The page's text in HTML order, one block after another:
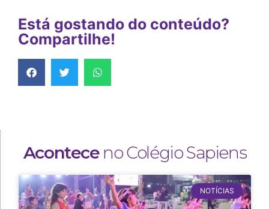
Está gostando do conteúdo?
Compartilhe!
Aconteceno Colégio Sapiens
NOTÍCIAS